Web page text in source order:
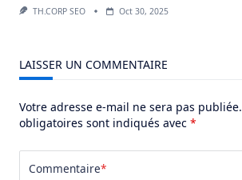
TH.CORP SEO Oct 30, 2025
LAISSER UN COMMENTAIRE
Votre adresse e-mail ne sera pas publiée.
obligatoires sont indiqués avec *
Commentaire*